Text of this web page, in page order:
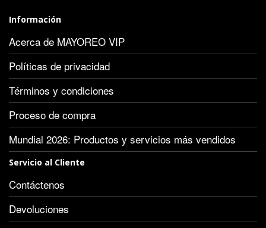
Información
Acerca de MAYOREO VIP
Políticas de privacidad
Términos y condiciones
Proceso de compra
Mundial 2026: Productos y servicios más vendidos
Servicio al Cliente
Contáctenos
Devoluciones